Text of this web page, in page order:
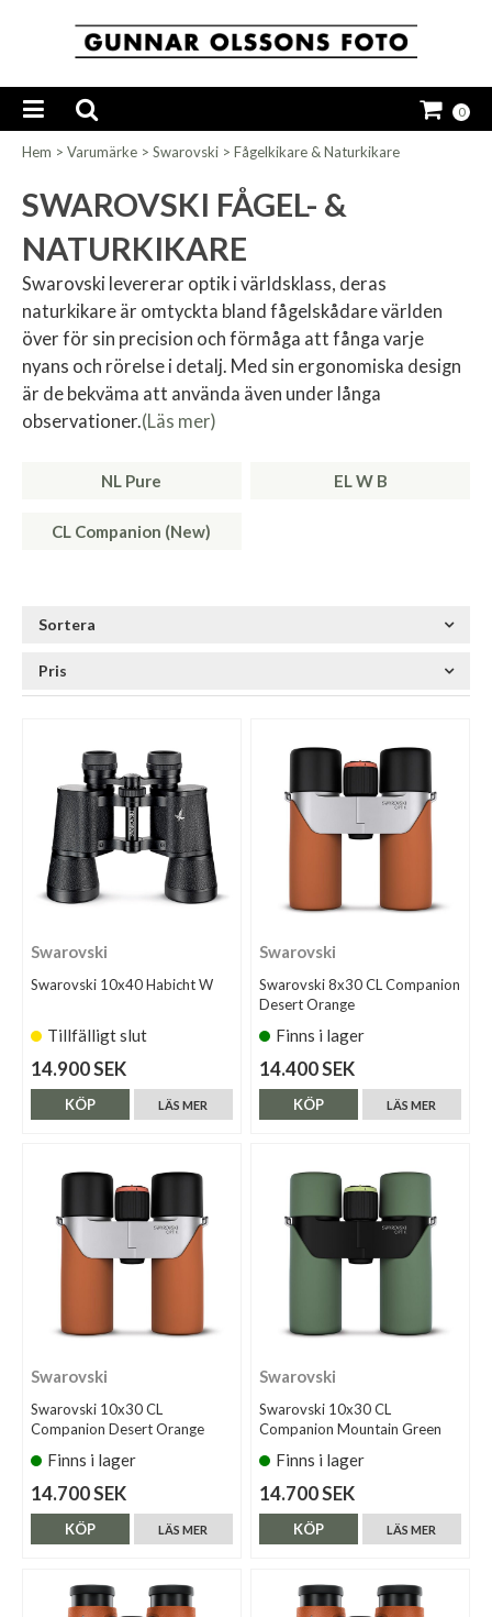
0
Hem > Varumärke > Swarovski > Fågelkikare & Naturkikare
SWAROVSKI FÅGEL- &
NATURKIKARE
Swarovski levererar optik i världsklass, deras
naturkikare är omtyckta bland fågelskådare världen
över för sin precision och förmåga att fånga varje
nyans och rörelse i detalj. Med sin ergonomiska design
är de bekväma att använda även under långa
observationer.(Läs mer)
NL Pure EL W B
CL Companion (New)
Sortera
Pris
Swarovski
Swarovski 10x40 Habicht W
Tillfälligt slut
14.900 SEK
LÄS MER
KÖP
Swarovski
Swarovski 8x30 CL Companion
Desert Orange
Finns i lager
14.400 SEK
LÄS MER
KÖP
Swarovski
Swarovski 10x30 CL
Companion Desert Orange
Finns i lager
14.700 SEK
LÄS MER
KÖP
Swarovski
Swarovski 10x30 CL
Companion Mountain Green
Finns i lager
14.700 SEK
LÄS MER
KÖP